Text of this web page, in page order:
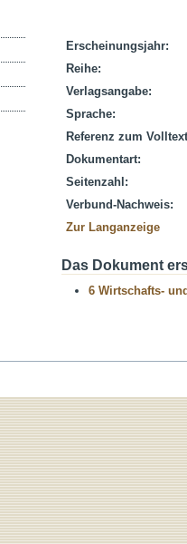
Erscheinungsjahr:
Reihe:
Verlagsangabe:
Sprache:
Referenz zum
Dokumentart:
Seitenzahl:
Verbund-Nachweis:
Zur Langanzeige
Das Dokument
6 Wirtschafts-